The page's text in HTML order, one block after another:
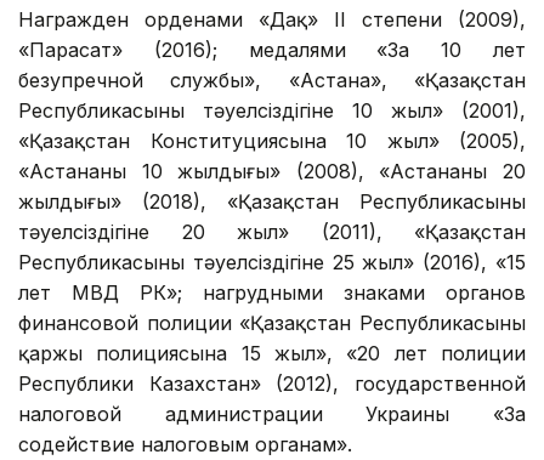
Награжден орденами «Даңқ» II степени (2009),
«Парасат» (2016); медалями «За 10 лет
безупречной службы», «Астана», «Қазақстан
Республикасының тәуелсіздігіне 10 жыл» (2001),
«Қазақстан Конституциясына 10 жыл» (2005),
«Астананың 10 жылдығы» (2008), «Астананың 20
жылдығы» (2018), «Қазақстан Республикасының
тәуелсіздігіне 20 жыл» (2011), «Қазақстан
Республикасының тәуелсіздігіне 25 жыл» (2016), «15
лет МВД РК»; нагрудными знаками органов
финансовой полиции «Қазақстан Республикасының
қаржы полициясына 15 жыл», «20 лет полиции
Республики Казахстан» (2012), государственной
налоговой администрации Украины «За
содействие налоговым органам».